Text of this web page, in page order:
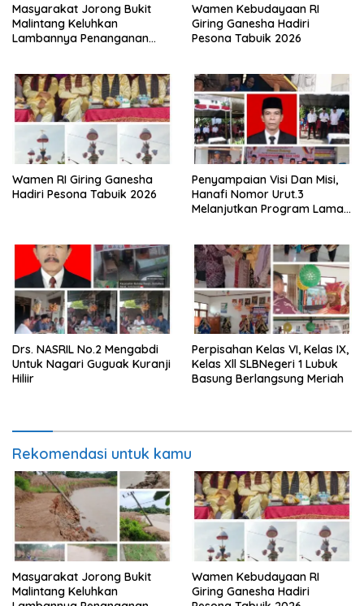
Masyarakat Jorong Bukit
Malintang Keluhkan
Lambannya Penanganan
Wamen Kebudayaan RI
Giring Ganesha Hadiri
Pesona Tabuik 2026
Wamen RI Giring Ganesha
Hadiri Pesona Tabuik 2026
Penyampaian Visi Dan Misi,
Hanafi Nomor Urut.3
Melanjutkan Program Lama
Drs. NASRIL No.2 Mengabdi
Untuk Nagari Guguak Kuranji
Hiliir
Perpisahan Kelas VI, Kelas IX,
Kelas Xll SLBNegeri 1 Lubuk
Basung Berlangsung Meriah
Rekomendasi untuk kamu
Masyarakat Jorong Bukit
Malintang Keluhkan
Wamen Kebudayaan RI
Giring Ganesha Hadiri